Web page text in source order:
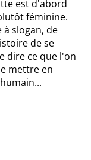
est d'abord
féminine.
slogan, de
de se
dire ce que l'on
mettre en